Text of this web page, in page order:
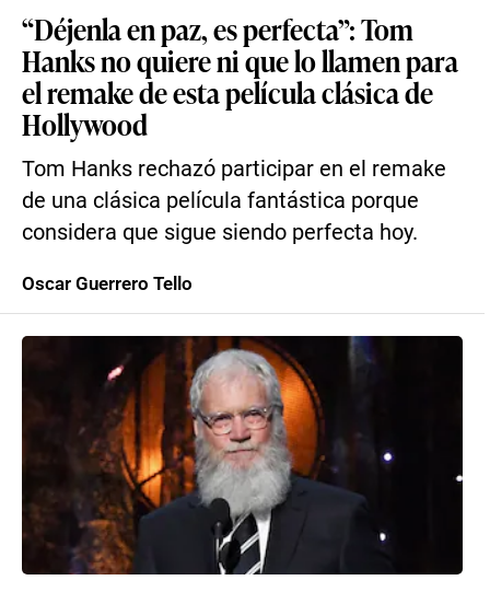
“Déjenla en paz, es perfecta”: Tom
Hanks no quiere ni que lo llamen para
el remake de esta película clásica de
Hollywood
Tom Hanks rechazó participar en el remake
de una clásica película fantástica porque
considera que sigue siendo perfecta hoy.
Oscar Guerrero Tello